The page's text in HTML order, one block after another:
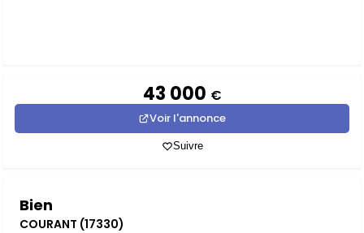
43 000 €
Voir l'annonce
Suivre
Bien
COURANT (17330)